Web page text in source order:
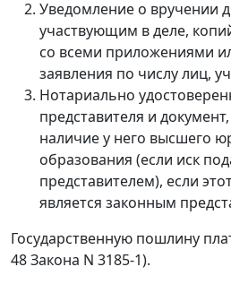
Уведомление о вручении
участвующим в деле,
со всеми приложениями
заявления по числу лиц,
Нотариально
представителя и
наличие у него высшего
образования (если иск
представителем), если
является законным
Государственную пошлину
48 Закона N 3185-1).